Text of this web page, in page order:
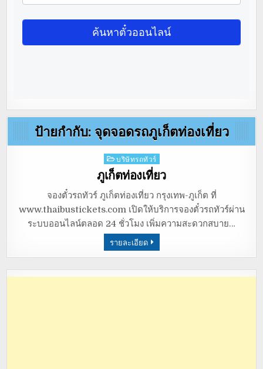
ป้ายกำกับ: จุดจอดรถภูเก็ตท่องเที่ยว
Posted
in
บริษัทรถทัวร์
ภูเก็ตท่องเที่ยว
จองตั๋วรถทัวร์ ภูเก็ตท่องเที่ยว กรุงเทพ-ภูเก็ต ที่
www.thaibustickets.com เปิดให้บริการจองตั๋วรถทัวร์ผ่าน
ระบบออนไลน์ตลอด 24 ชั่วโมง เพิ่มความสะดวกสบาย…
รายละเอียด